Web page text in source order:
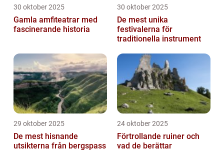
30 oktober 2025
Gamla amfiteatrar med
fascinerande historia
30 oktober 2025
De mest unika
festivalerna för
traditionella instrument
29 oktober 2025
De mest hisnande
utsikterna från bergspass
24 oktober 2025
Förtrollande ruiner och
vad de berättar